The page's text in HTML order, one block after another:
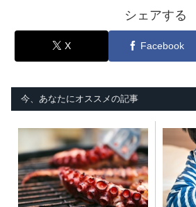
シェアする
X Facebook
今、あなたにオススメの記事